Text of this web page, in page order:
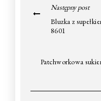
Następny post
Bluzka z
8601
Patchworkowa